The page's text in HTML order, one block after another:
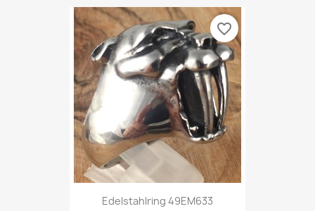
Edelstahlring 49EM633
favorite_border